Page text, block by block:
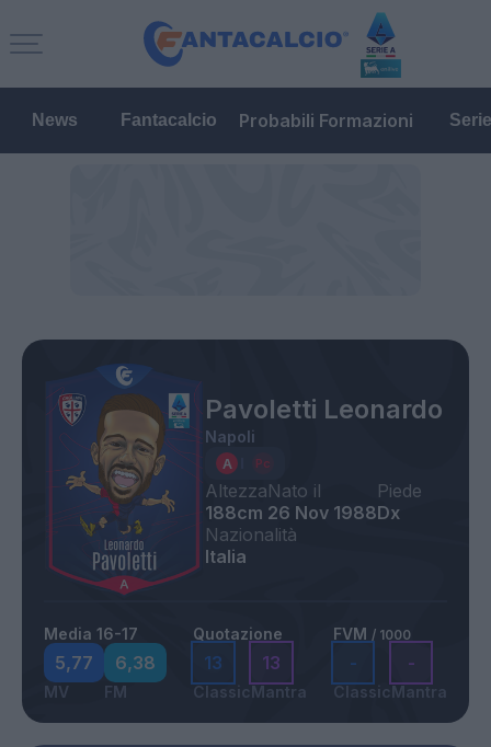
News Fantacalcio Probabili Formazioni
Pavoletti Leonardo
Napoli
Altezza
188cm
Nato il
26 Nov 1988
Piede
Dx
Nazionalità
Italia
Media 16-17
5,77
MV
6,38
FM
Quotazione
13
Classic
13
Mantra
FVM / 1000
-
Classic
-
Mantra